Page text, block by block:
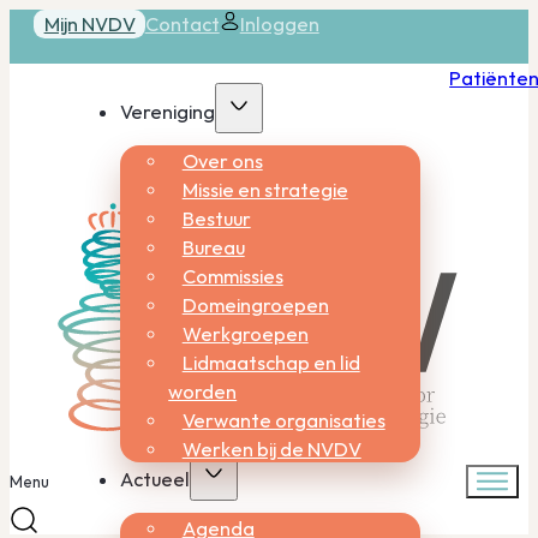
Mijn NVDV Contact Inloggen
Vereniging
Over ons
Missie en strategie
Bestuur
Bureau
Commissies
Domeingroepen
Werkgroepen
Lidmaatschap en lid
worden
Verwante organisaties
Werken bij de NVDV
Actueel
Agenda
Menu